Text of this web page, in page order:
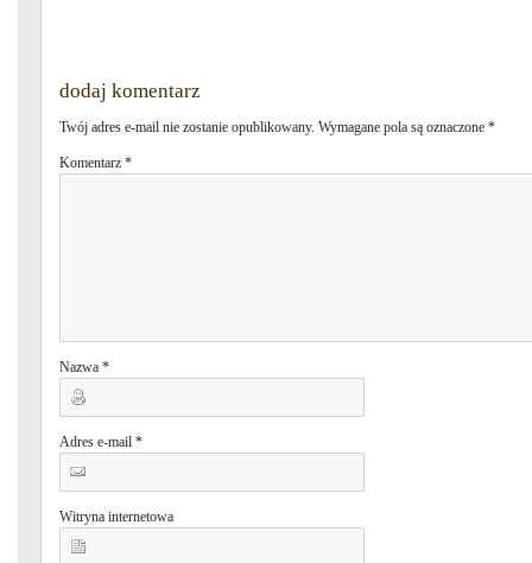
dodaj komentarz
Twój adres e-mail nie zostanie opublikowany. Wymagane pola są oznaczone *
Komentarz *
Nazwa *
Adres e-mail *
Witryna internetowa